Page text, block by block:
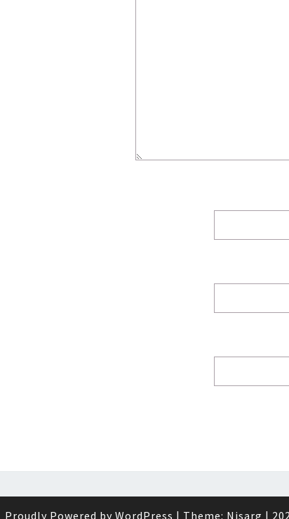
|
Proudly Powered by WordPress | Theme: Nisarg